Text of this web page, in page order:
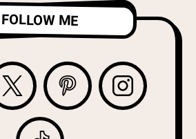
FOLLOW ME